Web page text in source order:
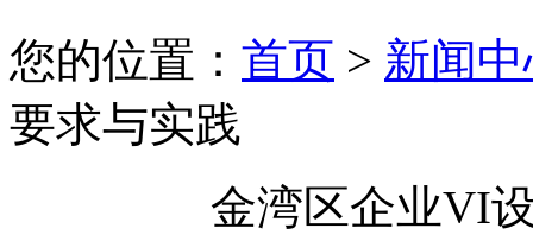
您的位置： 首页 > 新闻
要求与实践
金湾区企业VI